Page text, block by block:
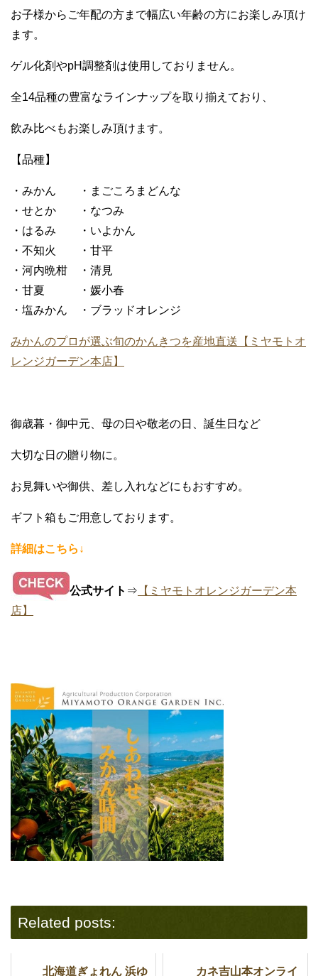
お子様からご年配の方まで幅広い年齢の方にお楽しみ頂け
ます。
ゲル化剤やpH調整剤は使用しておりません。
全14品種の豊富なラインナップを取り揃えており、
飲み比べもお楽しみ頂けます。
【品種】
・みかん ・まごころまどんな
・せとか ・なつみ
・はるみ ・いよかん
・不知火 ・甘平
・河内晩柑 ・清見
・甘夏 ・媛小春
・塩みかん ・ブラッドオレンジ
みかんのプロが選ぶ旬のかんきつを産地直送【ミヤモトオ
レンジガーデン本店】
御歳暮・御中元、母の日や敬老の日、誕生日など
大切な日の贈り物に。
お見舞いや御供、差し入れなどにもおすすめ。
ギフト箱もご用意しております。
詳細はこちら↓
公式サイト ⇒ 【ミヤモトオレンジガーデン本
店】
Related posts:
北海道ぎょれん 浜ゆ カネ吉山本オンライ